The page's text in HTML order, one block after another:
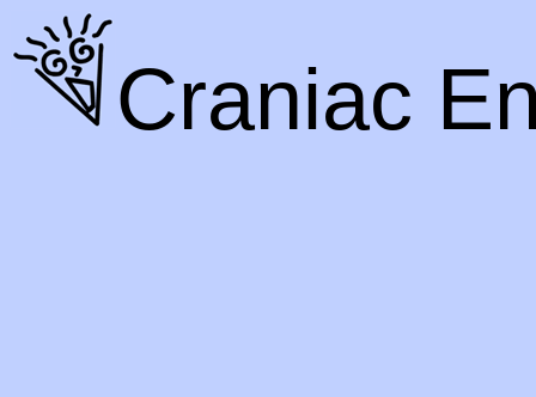
Craniac